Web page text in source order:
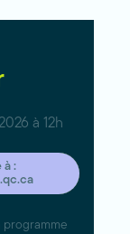
à 12h
à :
programme